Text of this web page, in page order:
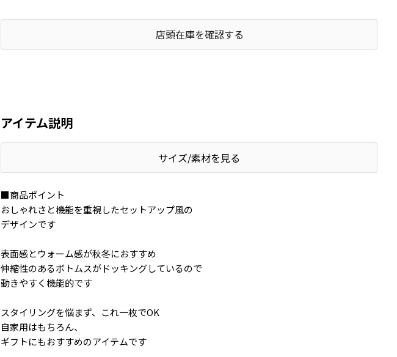
店頭在庫を確認する
アイテム説明
サイズ/素材を見る
■商品ポイント
おしゃれさと機能を重視したセットアップ風の
デザインです
表面感とウォーム感が秋冬におすすめ
伸縮性のあるボトムスがドッキングしているので
動きやすく機能的です
スタイリングを悩まず、これ一枚でOK
自家用はもちろん、
ギフトにもおすすめのアイテムです